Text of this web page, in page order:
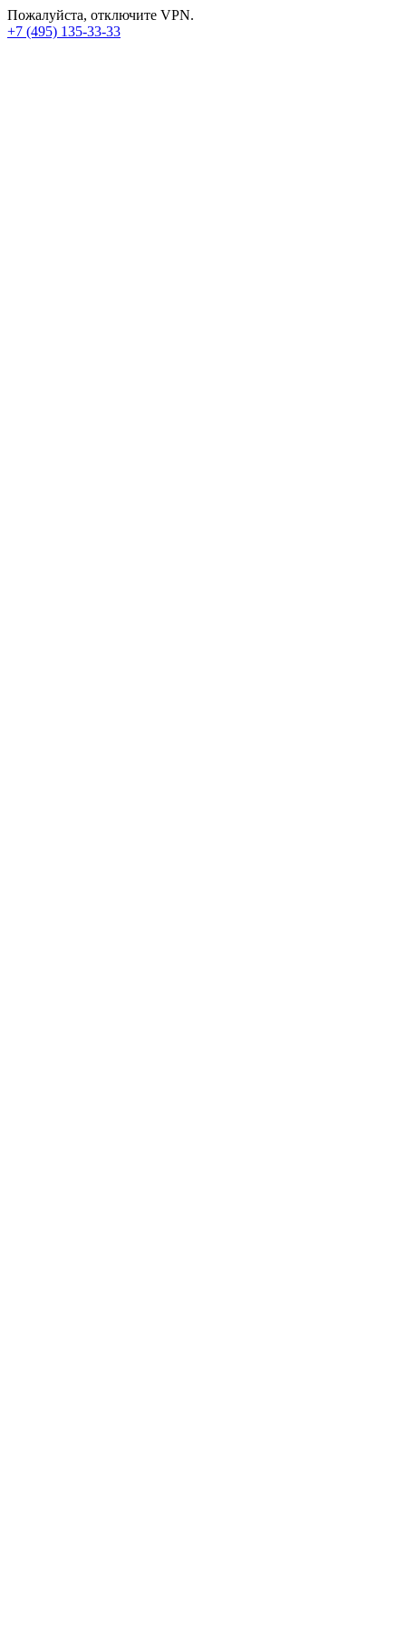
Пожалуйста, отключите VPN.
+7 (495) 135-33-33